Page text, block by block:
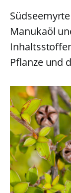
Manukaöl
Pflanze und